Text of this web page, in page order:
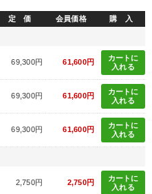
定 価 会員価格 購 入
69,300円 61,600円
カートに
入れる
69,300円 61,600円
カートに
入れる
69,300円 61,600円
カートに
入れる
2,750円 2,750円
カートに
入れる